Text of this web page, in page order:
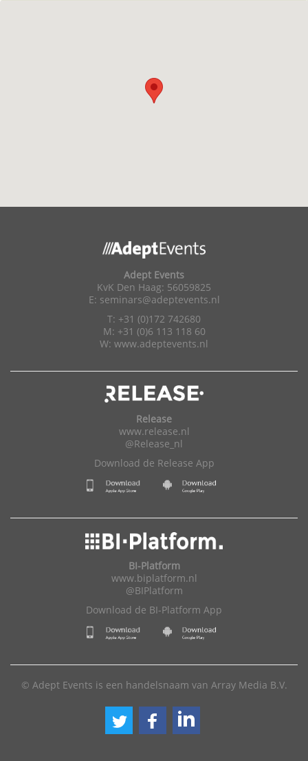
Adept Events
KvK Den Haag: 56059825
E: seminars@adeptevents.nl
T: +31 (0)172 742680
M: +31 (0)6 113 118 60
W: www.adeptevents.nl
Release
www.release.nl
@Release_nl
Download de Release App
BI-Platform
www.biplatform.nl
@BIPlatform
Download de BI-Platform App
© Adept Events is een handelsnaam van Array Media B.V.